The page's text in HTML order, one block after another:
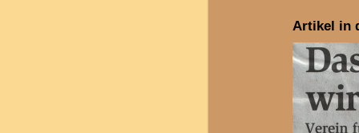
Artikel in